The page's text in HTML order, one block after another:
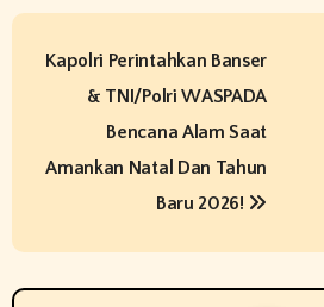
P
n
a
Kapolri Perintahkan Banser
& TNI/Polri WASPADA
Bencana Alam Saat
Amankan Natal Dan Tahun
Baru 2026!​